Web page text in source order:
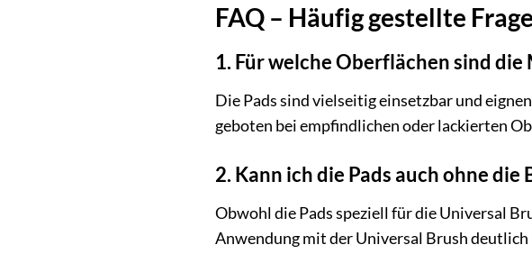
FAQ – Häufig gestellte
1. Für welche Oberflächen sind
Die Pads sind vielseitig einsetzbar und
geboten bei empfindlichen oder lackierten
2. Kann ich die Pads auch ohne
Obwohl die Pads speziell für die Universal
Anwendung mit der Universal Brush